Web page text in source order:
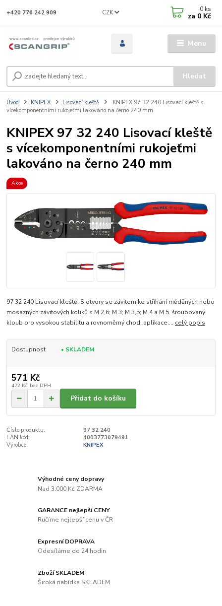
Menu
CZK
Hledat
+420 776 242 909 0 ks
za 0 Kč
Úvod KNIPEX Lisovací kleště
KNIPEX 97 32 240 Lisovací kleště s
vícekomponentními rukojeťmi lakováno na černo 240 mm
KNIPEX 97 32 240 Lisovací kleště
s vícekomponentními rukojeťmi
lakováno na černo 240 mm
Akce
97 32 240 Lisovací kleště. S otvory se závitem ke stříhání měděných nebo
mosazných závitových kolíků s M 2,6; M 3; M 3,5; M 4 a M 5. šroubovaný
kloub pro vysokou stabilitu a rovnoměrný chod. aplikace:... celý popis
Dostupnost • SKLADEM
571 Kč
472 Kč bez DPH
Přidat do košíku
Číslo produktu:
97 32 240
EAN kód:
4003773079491
Výrobce:
KNIPEX
Výhodné ceny dopravy
Nad 3.000 Kč ZDARMA
GARANCE nejlepší CENY
Ručíme nejlepší cenu v ČR
Expresní DOPRAVA
Odesíláme do 24 hodin
Zboží SKLADEM
Široká nabídka SKLADEM